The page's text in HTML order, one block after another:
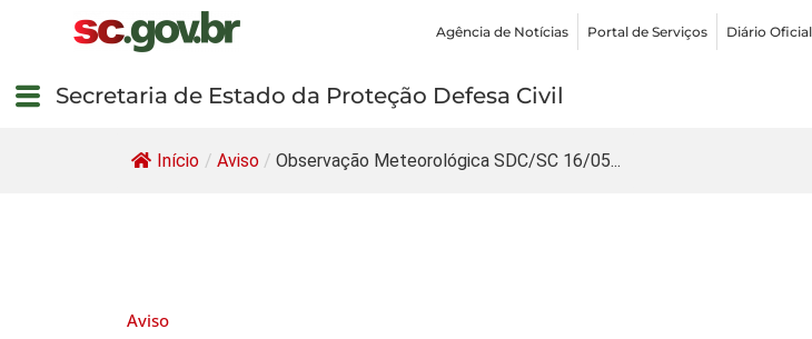
Agência de Notícias Portal de Serviços Diário Oficial
Secretaria de Estado da Proteção Defesa Civil
Início / Aviso / Observação Meteorológica SDC/SC 16/05...
Aviso